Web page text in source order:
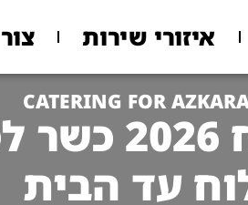
איזורי שירות
CATERING FOR
עד הבית